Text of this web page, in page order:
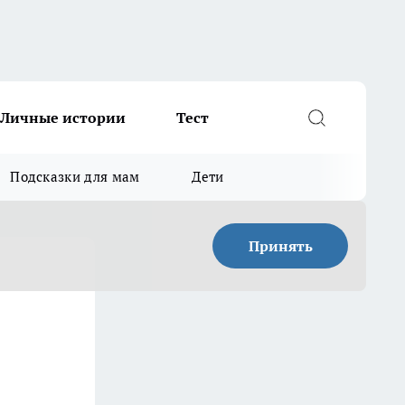
Личные истории Тест
Подсказки для мам Дети
Принять